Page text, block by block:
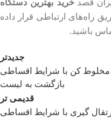
قصدخرید بهترین دستگاه
راه‌های ارتباطی قرار داده
باشید.
جدیدتر
مخلوط کن با شرایط اقساطی
بازگشت به لیست
قدیمی تر
گیری با شرایط اقساطی